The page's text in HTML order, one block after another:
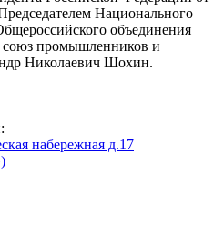
Национального
объединения
союз промышленников и
Николаевич Шохин.
набережная д.17